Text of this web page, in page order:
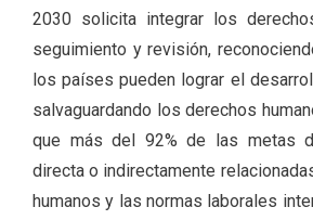
2030 solicita integrar los
seguimiento y revisión,
los países pueden lograr el
salvaguardando los derechos
que más del 92% de las metas
directa o indirectamente
humanos y las normas laborales